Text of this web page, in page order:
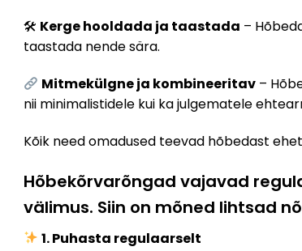
🛠 Kerge hooldada ja taastada –
taastada nende sära.
Mitmekülgne ja kombineeritav –
nii minimalistidele kui ka julgematele
Kõik need omadused teevad hõbedast
Hõbekõrvarõngad vajavad
välimus. Siin on mõned lihtsad
1. Puhasta regulaarselt